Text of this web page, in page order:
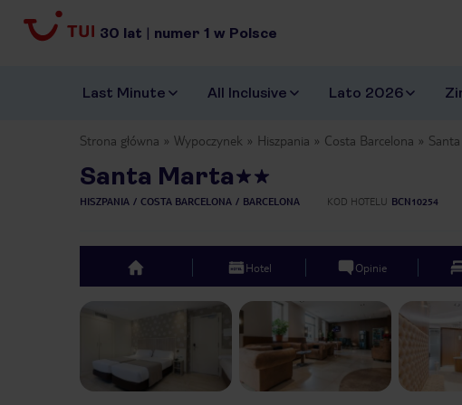
30 lat | numer 1 w Polsce
Last Minute All Inclusive Lato 2026
Strona główna Wypoczynek Hiszpania Costa Barcelona
Santa Marta
HISZPANIA COSTA BARCELONA BARCELONA KOD HOTELU BCN10254
top Hotel Opinie